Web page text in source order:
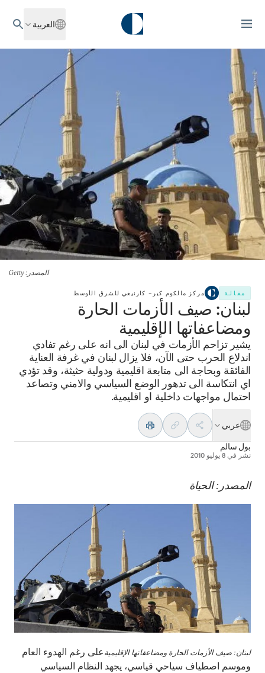
العربية
المصدر : Getty
مقالة مركز مالكوم كير– كارنيغي للشرق الأوسط
لبنان: صيف الأزمات الحارة
ومضاعفاتها الإقليمية
يشير تزاحم الأزمات في لبنان الى انه على رغم تفادي
اندلاع الحرب حتى الآن، فلا يزال لبنان في غرفة العناية
الفائقة وبحاجة الى متابعة اقليمية ودولية حثيثة، وقد تؤدي
اي انتكاسة الى تدهور الوضع السياسي والامني وتصاعد
احتمال مواجهات داخلية او اقليمية.
عربي
بول سالم
نشر في 8 يوليو 2010
المصدر: الحياة
لبنان: صيف الأزمات الحارة ومضاعفاتها الإقليميةعلى رغم الهدوء العام
وموسم اصطياف سياحي قياسي، يجهد النظام السياسي